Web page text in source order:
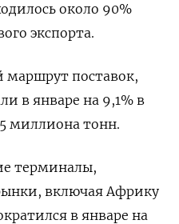
около ​90%
экспорта.
‌маршрут поставок,
в январе на 9,1% ​в
миллиона тонн.
​терминалы,
включая Африку
в январе на